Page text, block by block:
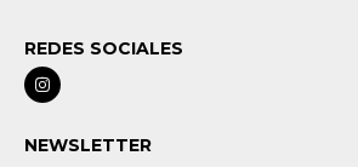
REDES SOCIALES
NEWSLETTER